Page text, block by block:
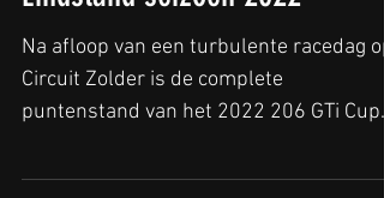
27 okt 2022
Eindstand seizoen 2022
Na afloop van een turbulente racedag op
puntenstand van het 2022 206 GTi Cup